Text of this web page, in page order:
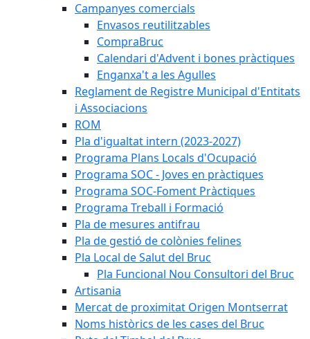
Campanyes comercials
Envasos reutilitzables
CompraBruc
Calendari d'Advent i bones pràctiques
Enganxa't a les Agulles
Reglament de Registre Municipal d'Entitats
i Associacions
ROM
Pla d'igualtat intern (2023-2027)
Programa Plans Locals d'Ocupació
Programa SOC - Joves en pràctiques
Programa SOC-Foment Pràctiques
Programa Treball i Formació
Pla de mesures antifrau
Pla de gestió de colònies felines
Pla Local de Salut del Bruc
Pla Funcional Nou Consultori del Bruc
Artisania
Mercat de proximitat Origen Montserrat
Noms històrics de les cases del Bruc